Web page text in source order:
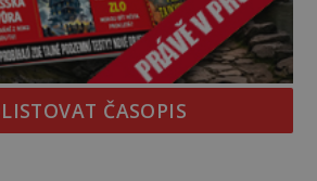
ČASOPIS